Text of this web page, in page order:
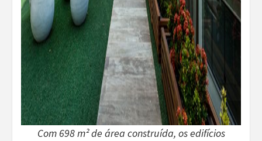
Com 698 m² de área construída, os edifícios